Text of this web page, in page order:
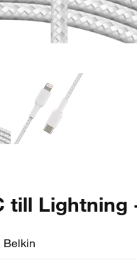
till Lightning
Belkin